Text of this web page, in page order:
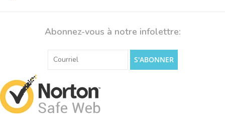
Abonnez-vous à notre infolettre:
S'ABONNER